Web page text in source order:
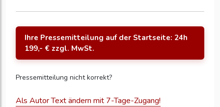
Ihre Pressemitteilung auf der Startseite: 24h
199,- € zzgl. MwSt.
Pressemitteilung nicht korrekt?
Als Autor Text ändern mit 7-Tage-Zugang!